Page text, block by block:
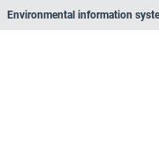
Environmental information